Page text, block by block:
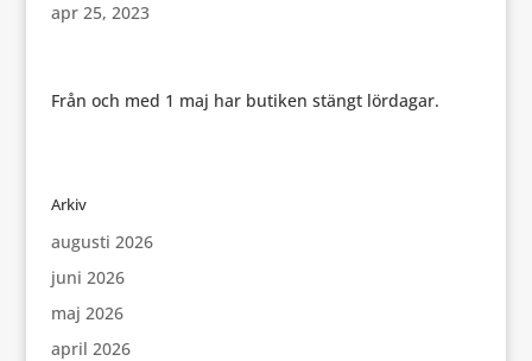
apr 25, 2023
Från och med 1 maj har butiken stängt lördagar.
Arkiv
augusti 2026
juni 2026
maj 2026
april 2026